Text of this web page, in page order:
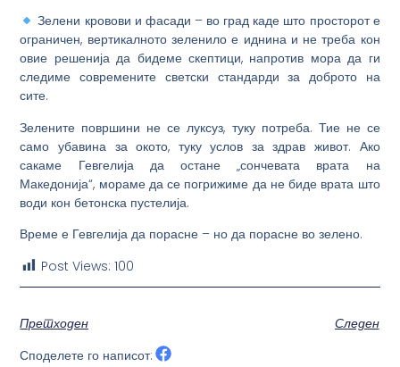
Зелени кровови и фасади – во град каде што просторот е
ограничен, вертикалното зеленило е иднина и не треба кон
овие решенија да бидеме скептици, напротив мора да ги
следиме современите светски стандарди за доброто на
сите.
Зелените површини не се луксуз, туку потреба. Тие не се
само убавина за окото, туку услов за здрав живот. Ако
сакаме Гевгелија да остане „сончевата врата на
Македонија“, мораме да се погрижиме да не биде врата што
води кон бетонска пустелија.
Време е Гевгелија да порасне – но да порасне во зелено.
Post Views: 100
Претходен
Следен
Споделете го написот: